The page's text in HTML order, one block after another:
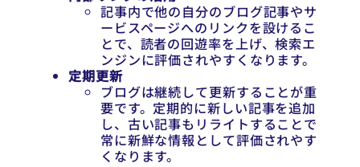
記事内で他の自分のブログ記事やサ
ービスページへのリンクを設けるこ
とで、読者の回遊率を上げ、検索エ
ンジンに評価されやすくなります。
定期更新
ブログは継続して更新することが重
要です。定期的に新しい記事を追加
し、古い記事もリライトすることで
常に新鮮な情報として評価されやす
くなります。